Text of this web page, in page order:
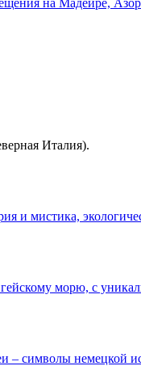
Италия).
и мистика,
морю, с
– символы немецкой